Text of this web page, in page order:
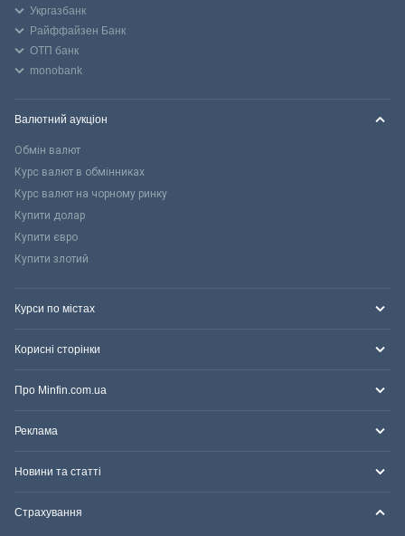
Укргазбанк
Райффайзен Банк
ОТП банк
monobank
Валютний аукціон
Обмін валют
Курс валют в обмінниках
Курс валют на чорному ринку
Купити долар
Купити євро
Купити злотий
Курси по містах
Корисні сторінки
Про Minfin.com.ua
Реклама
Новини та статті
Страхування